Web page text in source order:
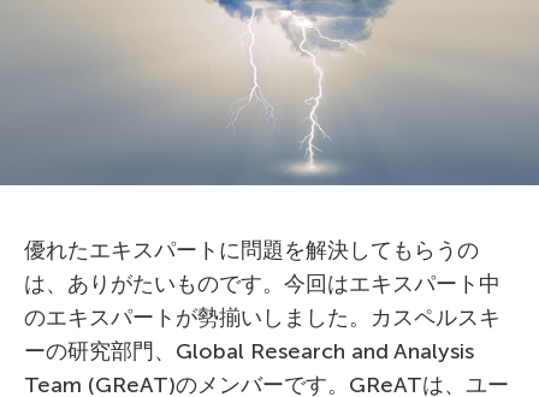
優れたエキスパートに問題を解決してもらうの
は、ありがたいものです。今回はエキスパート中
のエキスパートが勢揃いしました。カスペルスキ
ーの研究部門、Global Research and Analysis
Team (GReAT)のメンバーです。GReATは、ユー